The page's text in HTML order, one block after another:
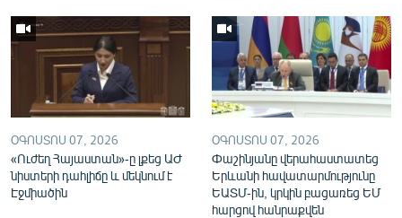
ՕԳՈՍՏՈՍ 07, 2026
«Ուժեղ Հայաստան»-ը լքեց ԱԺ
նիստերի դահլիճը և մեկնում է
Էջմիածին
ՕԳՈՍՏՈՍ 07, 2026
Փաշինյանը վերահաստատեց
Երևանի հավատարմությունը
ԵԱՏՄ-ին, կրկին բացառեց ԵՄ
հարցով հանրաքվեն